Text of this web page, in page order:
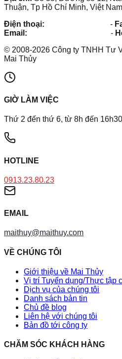
Thuận, Tp Hồ Chí Minh, Việt Nam
Điện thoại:
-
Email:
-
© 2008-2026 Công ty TNHH Tư
Mai Thủy
GIỜ LÀM VIỆC
Thứ 2 đến thứ 6, từ 8h đến
HOTLINE
0913.23.80.23
EMAIL
maithuy@maithuy.com
VỀ CHÚNG TÔI
Giới thiệu về Mai Thủy
Vị trí Tuyển dụng/Thực tập
Dịch vụ của chúng tôi
Danh sách bản tin
Chủ đề blog
Liên hệ với chúng tôi
Bản đồ tới công ty
CHĂM SÓC KHÁCH HÀNG